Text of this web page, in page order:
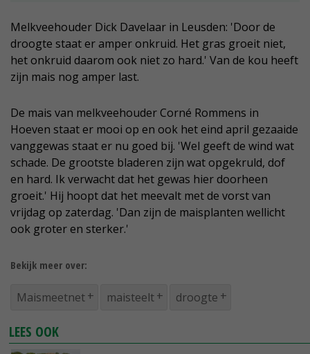
Melkveehouder Dick Davelaar in Leusden: 'Door de
droogte staat er amper onkruid. Het gras groeit niet,
het onkruid daarom ook niet zo hard.' Van de kou heeft
zijn mais nog amper last.
De mais van melkveehouder Corné Rommens in
Hoeven staat er mooi op en ook het eind april gezaaide
vanggewas staat er nu goed bij. 'Wel geeft de wind wat
schade. De grootste bladeren zijn wat opgekruld, dof
en hard. Ik verwacht dat het gewas hier doorheen
groeit.' Hij hoopt dat het meevalt met de vorst van
vrijdag op zaterdag. 'Dan zijn de maisplanten wellicht
ook groter en sterker.'
Bekijk meer over:
Maismeetnet maisteelt droogte
LEES OOK